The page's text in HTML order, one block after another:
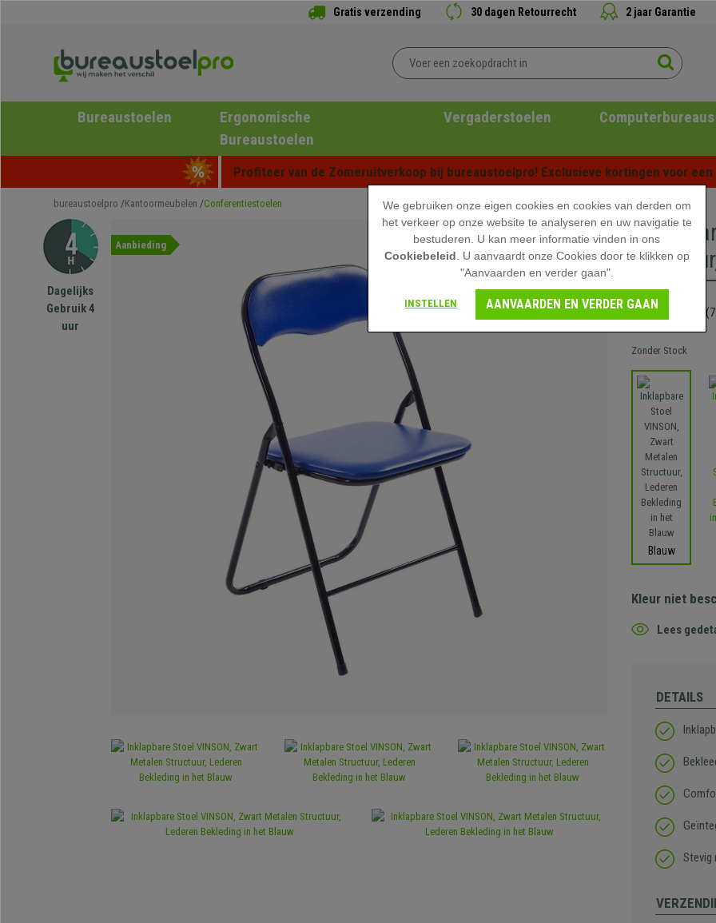
Gratis verzending 30 dagen Retourrecht 2 jaar Garantie
Bureaustoelen
Ergonomische
Bureaustoelen
Vergaderstoelen Computerbureaus
Profiteer van de Zomeruitverkoop bij bureaustoelpro! Exclusieve kortingen voor
bureaustoelpro Kantoormeubelen Conferentiestoelen
Dagelijks
Gebruik 4
uur
Aanbieding
59,90 €
Zonder Stock
Blauw
Kleur niet
Lees
DETAILS
Stevig
We gebruiken onze eigen cookies en cookies van derden om
het verkeer op onze website te analyseren en uw navigatie te
bestuderen. U kan meer informatie vinden in ons
Cookiebeleid . U aanvaardt onze Cookies door te klikken op
"Aanvaarden en verder gaan".
INSTELLEN AANVAARDEN EN VERDER GAAN